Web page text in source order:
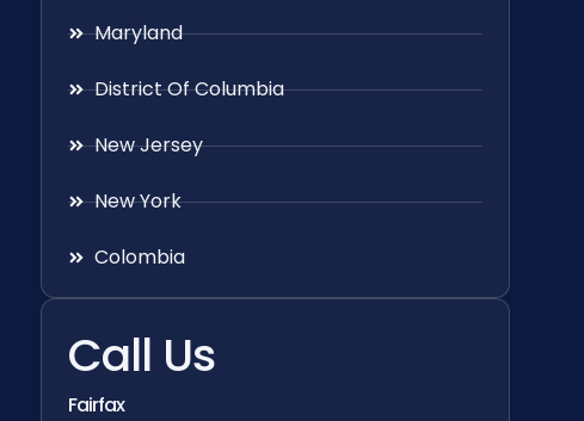
Maryland
District Of Columbia
New Jersey
New York
Colombia
Call Us
Fairfax